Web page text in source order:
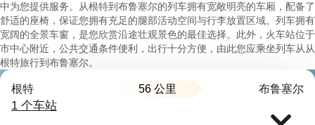
中为您提供服务。从根特到布鲁塞尔的列车拥有宽敞明亮的车厢，配备了
舒适的座椅，保证您拥有充足的腿部活动空间与行李放置区域。列车拥有
宽阔的全景车窗，是您欣赏沿途壮观景色的最佳选择。此外，火车站位于
市中心附近，公共交通条件便利，出行十分方便，由此您应乘坐列车从从
根特旅行到布鲁塞尔。
根特 56 公里 布鲁塞尔
1 个车站